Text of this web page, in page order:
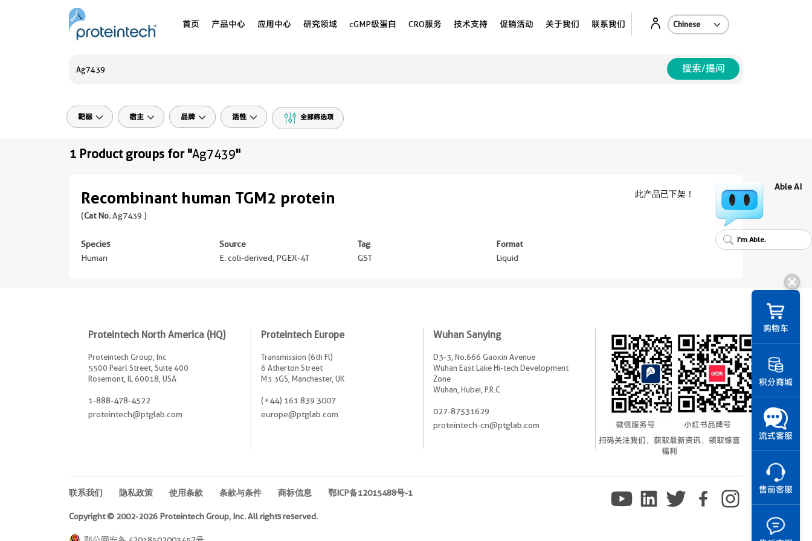
首页 产品中心 应用中心 研究领域 cGMP级蛋白 CRO服务 技术支持 促销活动 关于我们 联系我们
搜索/提问
靶标 宿主 品牌 活性 全部筛选项
1 Product groups for "Ag7439"
Recombinant human TGM2 protein
(Cat No.Ag7439 )
Species
Human
Source
E. coli-derived, PGEX-4T
Tag
GST
Format
Liquid
此产品已下架！
购物车
积分商城
流式客服
售前客服
Able AI
I'm Able.
Proteintech North America (HQ)
Proteintech Group, Inc
5500 Pearl Street, Suite 400
Rosemont, IL 60018, USA
1-888-478-4522
proteintech@ptglab.com
Proteintech Europe
Transmission (6th Fl)
6 Atherton Street
M3 3GS, Manchester, UK
(+44) 161 839 3007
europe@ptglab.com
Wuhan Sanying
D3-3, No.666 Gaoxin Avenue
Wuhan East Lake Hi-tech Development
Zone
Wuhan, Hubei, P.R.C
027-87531629
proteintech-cn@ptglab.com
微信服务号
小红书品牌号
扫码关注我们，获取最新资讯，领取惊喜
福利
联系我们 隐私政策 使用条款 条款与条件 商标信息 鄂ICP备12015488号-1
Copyright © 2002-2026 Proteintech Group, Inc. All rights reserved.